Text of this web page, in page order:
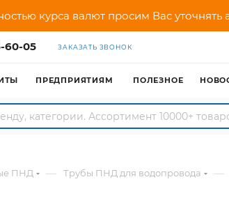
курса валют просим Вас
60-05 ЗАКАЗАТЬ ЗВОНОК
ПРЕДПРИЯТИЯМ ПОЛЕЗНОЕ
ПНД — Трубы ПНД для водопровода —